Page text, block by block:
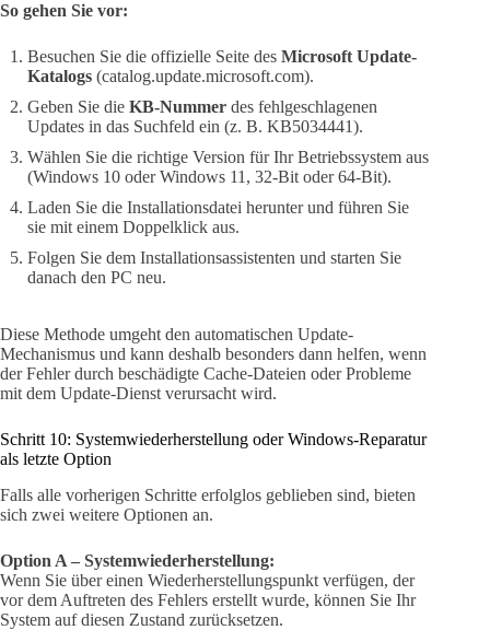
So gehen Sie vor:
Besuchen Sie die offizielle Seite des Microsoft Update-
Katalogs (catalog.update.microsoft.com).
Geben Sie die KB-Nummer des fehlgeschlagenen
Updates in das Suchfeld ein (z. B. KB5034441).
Wählen Sie die richtige Version für Ihr Betriebssystem aus
(Windows 10 oder Windows 11, 32-Bit oder 64-Bit).
Laden Sie die Installationsdatei herunter und führen Sie
sie mit einem Doppelklick aus.
Folgen Sie dem Installationsassistenten und starten Sie
danach den PC neu.
Diese Methode umgeht den automatischen Update-
Mechanismus und kann deshalb besonders dann helfen, wenn
der Fehler durch beschädigte Cache-Dateien oder Probleme
mit dem Update-Dienst verursacht wird.
Schritt 10: Systemwiederherstellung oder Windows-Reparatur
als letzte Option
Falls alle vorherigen Schritte erfolglos geblieben sind, bieten
sich zwei weitere Optionen an.
Option A – Systemwiederherstellung:
Wenn Sie über einen Wiederherstellungspunkt verfügen, der
vor dem Auftreten des Fehlers erstellt wurde, können Sie Ihr
System auf diesen Zustand zurücksetzen.